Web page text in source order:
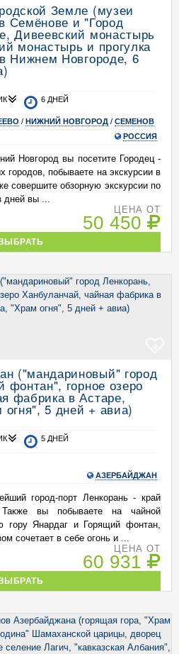
Земле (музеи
Семёнове и "Город
Дивеевский монастырь
монастырь и прогулка
Нижнем Новгороде, 6
6 ДНЕЙ
/ НИЖНИЙ НОВГОРОД / СЕМЕНОВ
РОССИЯ
Новгород вы посетите Городец -
городов, побываете на экскурсии в
совершите обзорную экскурсии по
дней вы ...
ЦЕНА ОТ
50 450
("мандариновый" город
фонтан", горное озеро
фабрика в Астаре,
5 дней + авиа)
5 ДНЕЙ
АЗЕРБАЙДЖАН
город-порт Ленкорань - край
Также вы побываете на чайной
гору Янардаг и Горящий фонтан,
сочетает в себе огонь и ...
ЦЕНА ОТ
60 931